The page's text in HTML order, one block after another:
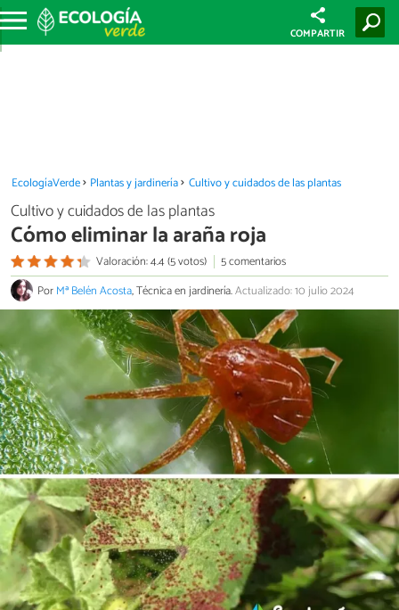
COMPARTIR
EcologíaVerde Plantas y jardinería Cultivo y cuidados de las plantas
Cultivo y cuidados de las plantas
Cómo eliminar la araña roja
Valoración: 4.4 (5 votos)
5 comentarios
PorMª Belén Acosta, Técnica en jardinería.Actualizado: 10 julio 2024